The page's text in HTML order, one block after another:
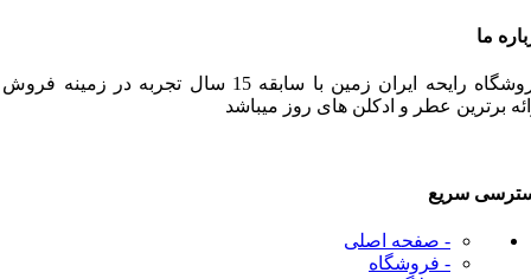
ما
فروشگاه رایحه ایران زمین با سابقه 15 سال تجربه در زمینه
برترین عطر و ادکلن های روز میباشد
سریع
- صفحه اصلی
- فروشگاه